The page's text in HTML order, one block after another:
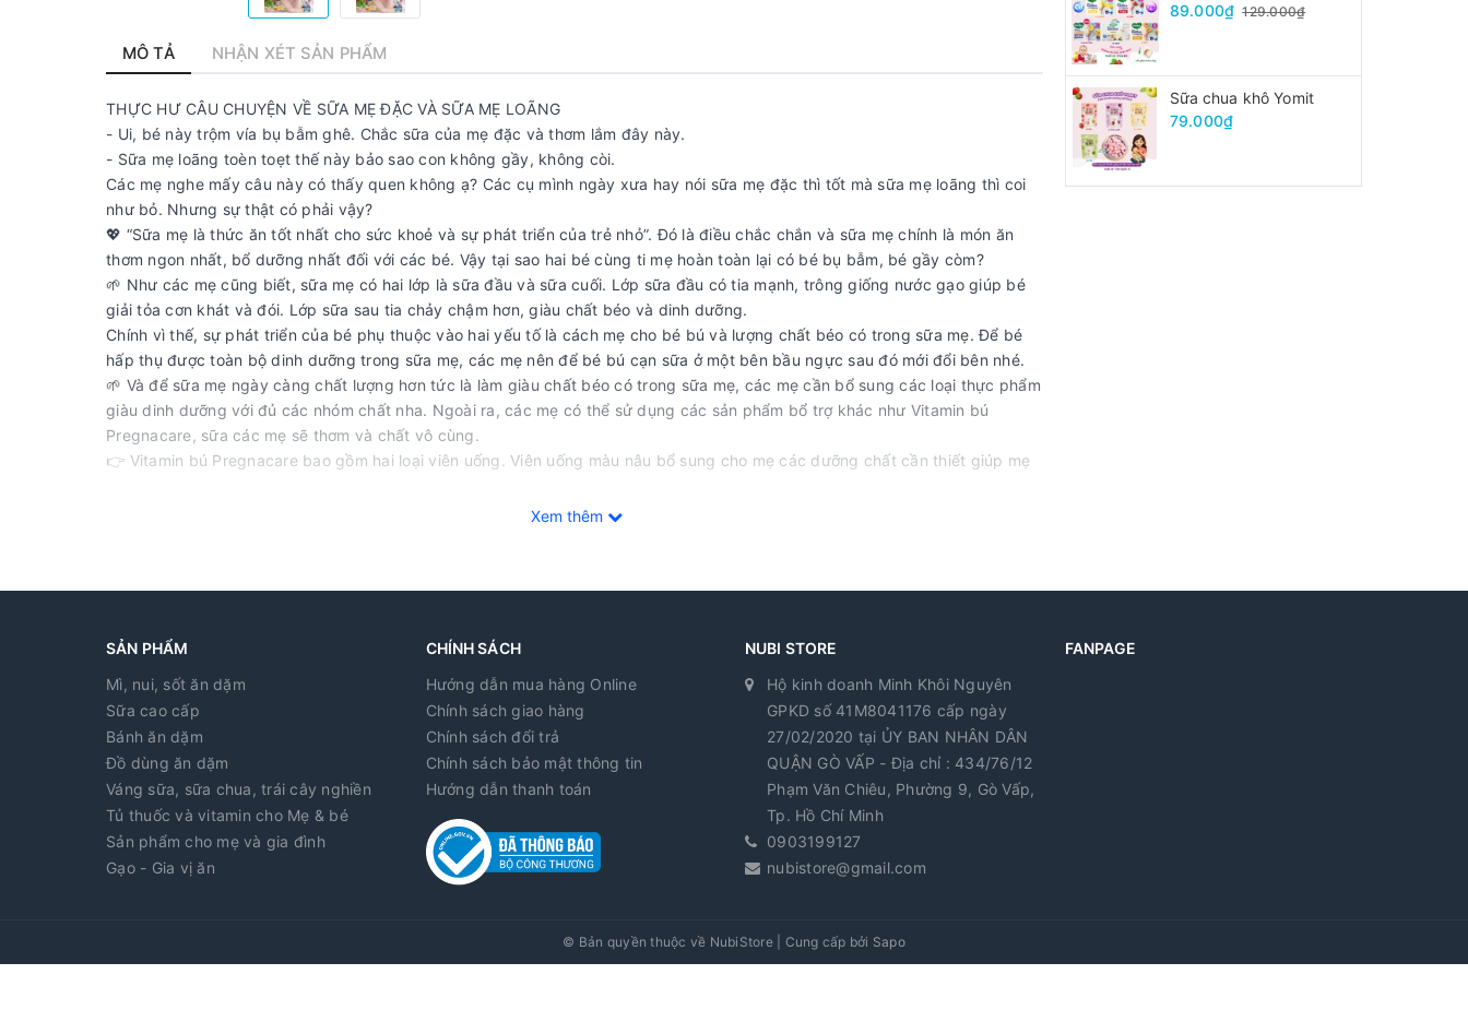
MÔ TẢ NHẬN XÉT SẢN PHẨM
THỰC HƯ CÂU CHUYỆN VỀ SỮA MẸ ĐẶC VÀ SỮA MẸ LOÃNG
- Ui, bé này trộm vía bụ bẫm ghê. Chắc sữa của mẹ đặc và thơm lắm đây này.
- Sữa mẹ loãng toèn toẹt thế này bảo sao con không gầy, không còi.
Các mẹ nghe mấy câu này có thấy quen không ạ? Các cụ mình ngày xưa hay nói sữa mẹ đặc thì tốt mà sữa mẹ loãng thì coi
như bỏ. Nhưng sự thật có phải vậy?
💖 “Sữa mẹ là thức ăn tốt nhất cho sức khoẻ và sự phát triển của trẻ nhỏ”. Đó là điều chắc chắn và sữa mẹ chính là món ăn
thơm ngon nhất, bổ dưỡng nhất đối với các bé. Vậy tại sao hai bé cùng ti mẹ hoàn toàn lại có bé bụ bẫm, bé gầy còm?
🌱 Như các mẹ cũng biết, sữa mẹ có hai lớp là sữa đầu và sữa cuối. Lớp sữa đầu có tia mạnh, trông giống nước gạo giúp bé
giải tỏa cơn khát và đói. Lớp sữa sau tia chảy chậm hơn, giàu chất béo và dinh dưỡng.
Chính vì thế, sự phát triển của bé phụ thuộc vào hai yếu tố là cách mẹ cho bé bú và lượng chất béo có trong sữa mẹ. Để bé
hấp thụ được toàn bộ dinh dưỡng trong sữa mẹ, các mẹ nên để bé bú cạn sữa ở một bên bầu ngực sau đó mới đổi bên nhé.
🌱 Và để sữa mẹ ngày càng chất lượng hơn tức là làm giàu chất béo có trong sữa mẹ, các mẹ cần bổ sung các loại thực phẩm
giàu dinh dưỡng với đủ các nhóm chất nha. Ngoài ra, các mẹ có thể sử dụng các sản phẩm bổ trợ khác như Vitamin bú
Pregnacare, sữa các mẹ sẽ thơm và chất vô cùng.
👉 Vitamin bú Pregnacare bao gồm hai loại viên uống. Viên uống màu nâu bổ sung cho mẹ các dưỡng chất cần thiết giúp mẹ
>> Nhiều mẹ thắc mắc rằng có nhiều thấy nhiều mẹ khoe sữa đặc như váng sữa vậy. Đó là bởi vì sữa sau khi hút ra, các mẹ
✔️ HƯỚNG DẪN SỬ DỤNG
- Mỗi ngày mẹ uống 1 viên nang mềm màu vàng và 2 viên màu nâu nha
🏡 Xuất xứ : Anh 🇬🇧 . Giá yêu thương tại Nubi chỉ còn #395k / hộp thôi mẹ nhé !!!
Xem thêm
89.000₫ 129.000₫
Sữa chua khô Yomit
79.000₫
SẢN PHẨM
Mì, nui, sốt ăn dặm
Sữa cao cấp
Bánh ăn dặm
Đồ dùng ăn dặm
Váng sữa, sữa chua, trái cây nghiền
Tủ thuốc và vitamin cho Mẹ & bé
Sản phẩm cho mẹ và gia đình
Gạo - Gia vị ăn
CHÍNH SÁCH
Hướng dẫn mua hàng Online
Chính sách giao hàng
Chính sách đổi trả
Chính sách bảo mật thông tin
Hướng dẫn thanh toán
NUBI STORE
Hộ kinh doanh Minh Khôi Nguyên
GPKD số 41M8041176 cấp ngày
27/02/2020 tại ỦY BAN NHÂN DÂN
QUẬN GÒ VẤP - Địa chỉ : 434/76/12
Phạm Văn Chiêu, Phường 9, Gò Vấp,
Tp. Hồ Chí Minh
0903199127
nubistore@gmail.com
FANPAGE
© Bản quyền thuộc về NubiStore Cung cấp bởi Sapo